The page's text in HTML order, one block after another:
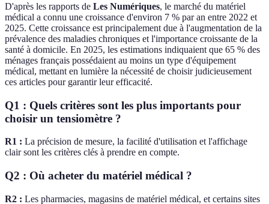
D'après les rapports de Les Numériques, le marché du matériel
médical a connu une croissance d'environ 7 % par an entre 2022 et
2025. Cette croissance est principalement due à l'augmentation de la
prévalence des maladies chroniques et l'importance croissante de la
santé à domicile. En 2025, les estimations indiquaient que 65 % des
ménages français possédaient au moins un type d'équipement
médical, mettant en lumière la nécessité de choisir judicieusement
ces articles pour garantir leur efficacité.
Q1 : Quels critères sont les plus importants pour
choisir un tensiomètre ?
R1 : La précision de mesure, la facilité d'utilisation et l'affichage
clair sont les critères clés à prendre en compte.
Q2 : Où acheter du matériel médical ?
R2 : Les pharmacies, magasins de matériel médical, et certains sites